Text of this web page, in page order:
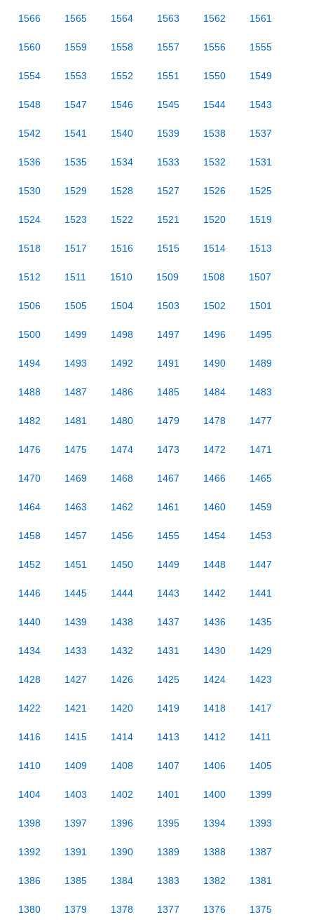
1566 1565 1564 1563 1562 1561
1560 1559 1558 1557 1556 1555
1554 1553 1552 1551 1550 1549
1548 1547 1546 1545 1544 1543
1542 1541 1540 1539 1538 1537
1536 1535 1534 1533 1532 1531
1530 1529 1528 1527 1526 1525
1524 1523 1522 1521 1520 1519
1518 1517 1516 1515 1514 1513
1512 1511 1510 1509 1508 1507
1506 1505 1504 1503 1502 1501
1500 1499 1498 1497 1496 1495
1494 1493 1492 1491 1490 1489
1488 1487 1486 1485 1484 1483
1482 1481 1480 1479 1478 1477
1476 1475 1474 1473 1472 1471
1470 1469 1468 1467 1466 1465
1464 1463 1462 1461 1460 1459
1458 1457 1456 1455 1454 1453
1452 1451 1450 1449 1448 1447
1446 1445 1444 1443 1442 1441
1440 1439 1438 1437 1436 1435
1434 1433 1432 1431 1430 1429
1428 1427 1426 1425 1424 1423
1422 1421 1420 1419 1418 1417
1416 1415 1414 1413 1412 1411
1410 1409 1408 1407 1406 1405
1404 1403 1402 1401 1400 1399
1398 1397 1396 1395 1394 1393
1392 1391 1390 1389 1388 1387
1386 1385 1384 1383 1382 1381
1380 1379 1378 1377 1376 1375